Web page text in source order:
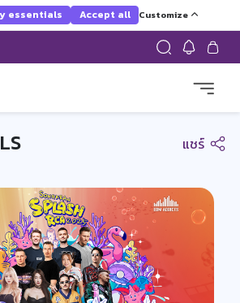
essentials Accept all Customize
แชร์